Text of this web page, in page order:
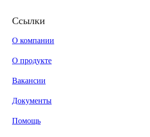
Ссылки
О компании
О продукте
Вакансии
Документы
Помощь